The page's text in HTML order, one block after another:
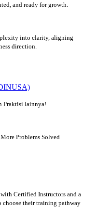
and ready for growth.
into clarity, aligning
direction.
Praktisi lainnya!
Problems Solved
Certified Instructors and a
choose their training pathway